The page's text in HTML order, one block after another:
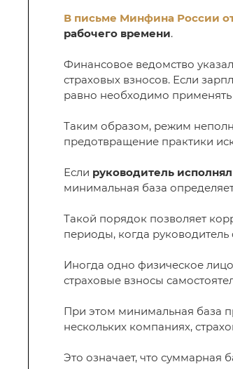
В письме Минфина России
рабочего времени.
Финансовое ведомство
страховых взносов. Если
равно необходимо
Таким образом, режим
предотвращение практики
Если руководитель
минимальная база
Такой порядок позволяет
периоды, когда
Иногда одно физическое лицо
страховые взносы
При этом минимальная база
нескольких компаниях,
Это означает, что суммарная